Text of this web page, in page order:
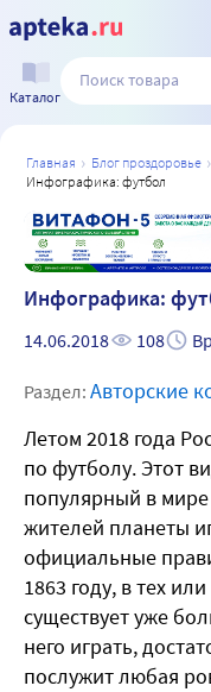
Каталог
главная блог проздоровье
инфографика: футбол
Инфографика:
14.06.2018 108
Раздел: Авторские
Летом 2018 года
по футболу. Этот
популярный в
жителей планеты
официальные
1863 году, в тех
существует уже
него играть,
послужит любая